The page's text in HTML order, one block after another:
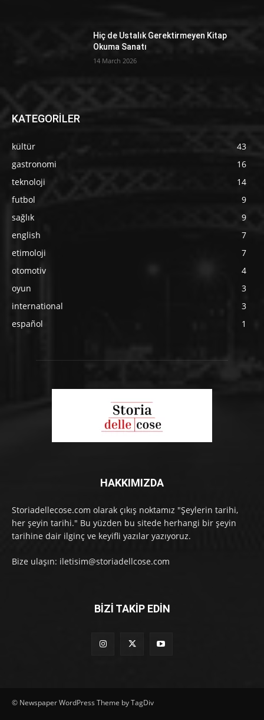
Hiç de Ustalık Gerektirmeyen Kitap
Okuma Sanatı
14 March 2026
KATEGORİLER
kültür
43
gastronomi
16
teknoloji
14
futbol
9
sağlık
9
english
7
etimoloji
7
otomotiv
4
oyun
3
international
3
español
1
HAKKIMIZDA
Storiadellecose.com olarak çıkış noktamız "Şeylerin tarihi,
her şeyin tarihi." Bu yüzden bu sitede herhangi bir şeyin
tarihine dair ilginç ve keyifli yazılar yazıyoruz.
Bize ulaşın: iletisim@storiadellcose.com
BİZİ TAKİP EDİN
© Newspaper WordPress Theme by TagDiv